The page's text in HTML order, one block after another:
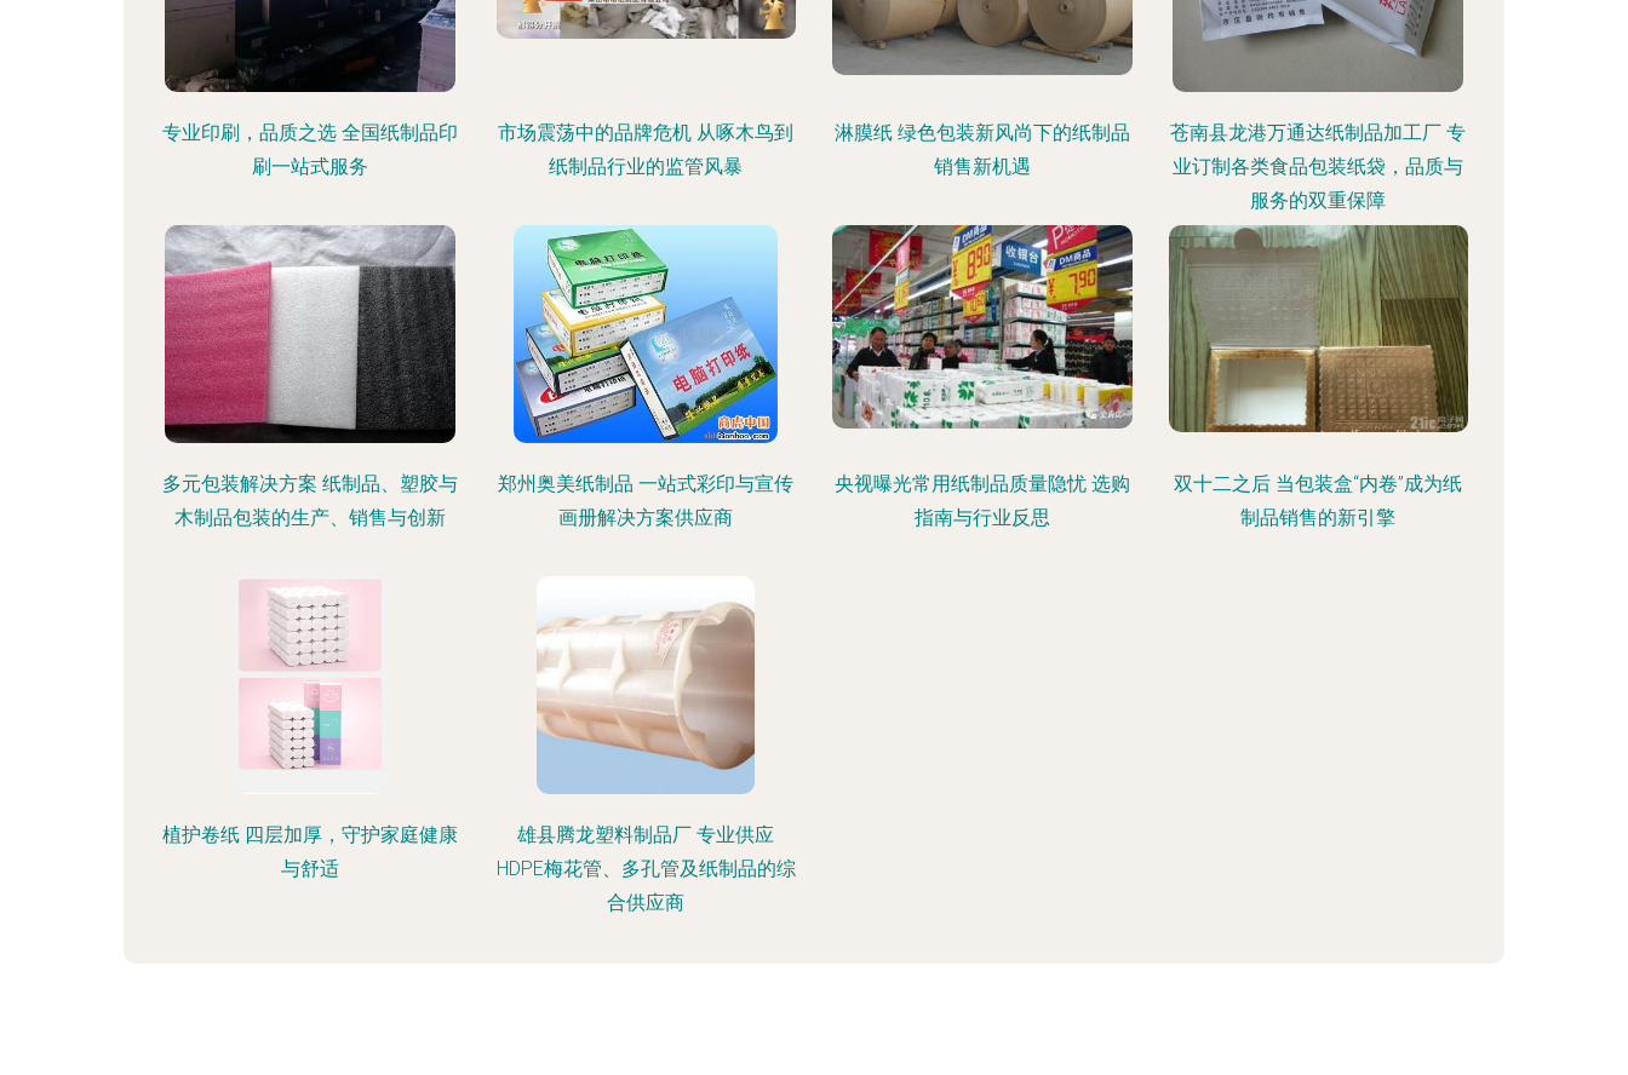
专业印刷，品质之选 全国纸制品印
刷一站式服务
市场震荡中的品牌危机 从啄木鸟到
纸制品行业的监管风暴
淋膜纸 绿色包装新风尚下的纸制品
销售新机遇
苍南县龙港万通达纸制品加工厂 专
业订制各类食品包装纸袋，品质与
服务的双重保障
多元包装解决方案 纸制品、塑胶与
木制品包装的生产、销售与创新
郑州奥美纸制品 一站式彩印与宣传
画册解决方案供应商
央视曝光常用纸制品质量隐忧 选购
指南与行业反思
双十二之后 当包装盒“内卷”成为纸
制品销售的新引擎
植护卷纸 四层加厚，守护家庭健康
与舒适
雄县腾龙塑料制品厂 专业供应
HDPE梅花管、多孔管及纸制品的综
合供应商